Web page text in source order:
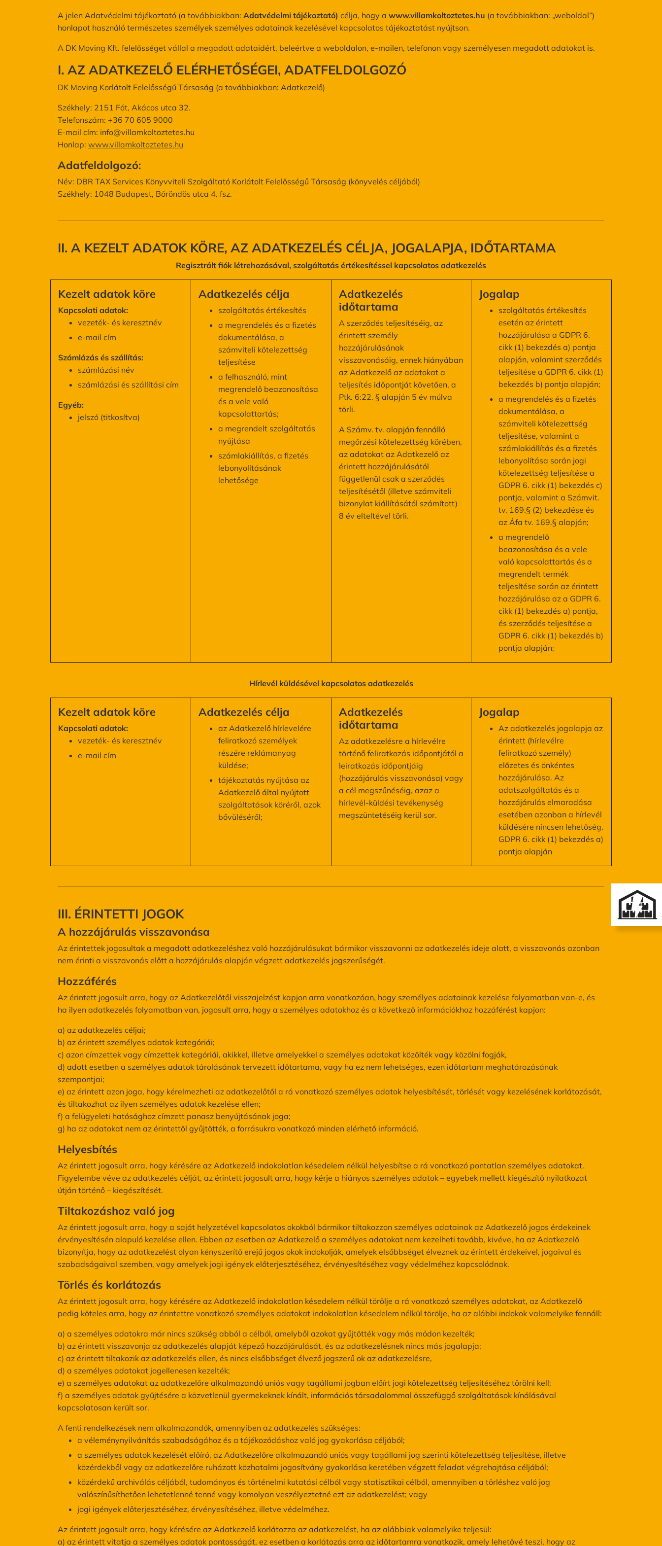
Pianínó, zongora szállítás Bútor felhúzás/leengedés
A jelen Adatvédelmi tájékoztató (a továbbiakban: Adatvédelmi tájékoztató) célja, hogy a www.villamkoltoztetes.hu (a továbbiakban: „weboldal”)
honlapot használó természetes személyek személyes adatainak kezelésével kapcsolatos tájékoztatást nyújtson.
A DK Moving Kft. felelősséget vállal a megadott adataidért, beleértve a weboldalon, e-mailen, telefonon vagy személyesen megadott adatokat is.
I. AZ ADATKEZELŐ ELÉRHETŐSÉGEI, ADATFELDOLGOZÓ
DK Moving Korlátolt Felelősségű Társaság (a továbbiakban: Adatkezelő)
Székhely: 2151 Fót, Akácos utca 32.
Telefonszám: +36 70 605 9000
E-mail cím: info@villamkoltoztetes.hu
Honlap: www.villamkoltoztetes.hu
Adatfeldolgozó:
Név: DBR TAX Services Könyvviteli Szolgáltató Korlátolt Felelősségű Társaság (könyvelés céljából)
Székhely: 1048 Budapest, Bőröndös utca 4. fsz.
II. A KEZELT ADATOK KÖRE, AZ ADATKEZELÉS CÉLJA, JOGALAPJA, IDŐTARTAMA
Regisztrált fiók létrehozásával, szolgáltatás értékesítéssel kapcsolatos adatkezelés
Kezelt adatok köre
Kapcsolati adatok:
vezeték- és keresztnév
e-mail cím
Számlázás és szállítás:
számlázási név
számlázási és szállítási cím
Egyéb:
jelszó (titkosítva)
Adatkezelés célja
szolgáltatás értékesítés
a megrendelés és a fizetés
dokumentálása, a
számviteli kötelezettség
teljesítése
a felhasználó, mint
megrendelő beazonosítása
és a vele való
kapcsolattartás;
a megrendelt szolgáltatás
nyújtása
számlakiállítás, a fizetés
lebonyolításának
lehetősége
Adatkezelés
időtartama
A szerződés teljesítéséig, az
érintett személy
hozzájárulásának
visszavonásáig, ennek hiányában
az Adatkezelő az adatokat a
teljesítés időpontját követően, a
Ptk. 6:22. § alapján 5 év múlva
törli.
A Számv. tv. alapján fennálló
megőrzési kötelezettség körében,
az adatokat az Adatkezelő az
érintett hozzájárulásától
függetlenül csak a szerződés
teljesítésétől (illetve számviteli
bizonylat kiállításától számított)
8 év elteltével törli.
Jogalap
szolgáltatás értékesítés
esetén az érintett
hozzájárulása a GDPR 6.
cikk (1) bekezdés a) pontja
alapján, valamint szerződés
teljesítése a GDPR 6. cikk (1)
bekezdés b) pontja alapján;
a megrendelés és a fizetés
dokumentálása, a
számviteli kötelezettség
teljesítése, valamint a
számlakiállítás és a fizetés
lebonyolítása során jogi
kötelezettség teljesítése a
GDPR 6. cikk (1) bekezdés c)
pontja, valamint a Számvit.
tv. 169.§ (2) bekezdése és
az Áfa tv. 169.§ alapján;
a megrendelő
beazonosítása és a vele
való kapcsolattartás és a
megrendelt termék
teljesítése során az érintett
hozzájárulása az a GDPR 6.
cikk (1) bekezdés a) pontja,
és szerződés teljesítése a
GDPR 6. cikk (1) bekezdés b)
pontja alapján;
Hírlevél küldésével kapcsolatos adatkezelés
Kezelt adatok köre
Kapcsolati adatok:
vezeték- és keresztnév
e-mail cím
Adatkezelés célja
az Adatkezelő hírlevelére
feliratkozó személyek
részére reklámanyag
küldése;
tájékoztatás nyújtása az
Adatkezelő által nyújtott
szolgáltatások köréről, azok
bővüléséről;
Adatkezelés
időtartama
Az adatkezelésre a hírlevélre
történő feliratkozás időpontjától a
leiratkozás időpontjáig
(hozzájárulás visszavonása) vagy
a cél megszűnéséig, azaz a
hírlevél-küldési tevékenység
megszüntetéséig kerül sor.
Jogalap
Az adatkezelés jogalapja az
érintett (hírlevélre
feliratkozó személy)
előzetes és önkéntes
hozzájárulása. Az
adatszolgáltatás és a
hozzájárulás elmaradása
esetében azonban a hírlevél
küldésére nincsen lehetőség.
GDPR 6. cikk (1) bekezdés a)
pontja alapján
III. ÉRINTETTI JOGOK
A hozzájárulás visszavonása
Az érintettek jogosultak a megadott adatkezeléshez való hozzájárulásukat bármikor visszavonni az adatkezelés ideje alatt, a visszavonás azonban
nem érinti a visszavonás előtt a hozzájárulás alapján végzett adatkezelés jogszerűségét.
Hozzáférés
Az érintett jogosult arra, hogy az Adatkezelőtől visszajelzést kapjon arra vonatkozóan, hogy személyes adatainak kezelése folyamatban van-e, és
ha ilyen adatkezelés folyamatban van, jogosult arra, hogy a személyes adatokhoz és a következő információkhoz hozzáférést kapjon:
a) az adatkezelés céljai;
b) az érintett személyes adatok kategóriái;
c) azon címzettek vagy címzettek kategóriái, akikkel, illetve amelyekkel a személyes adatokat közölték vagy közölni fogják,
d) adott esetben a személyes adatok tárolásának tervezett időtartama, vagy ha ez nem lehetséges, ezen időtartam meghatározásának
szempontjai;
e) az érintett azon joga, hogy kérelmezheti az adatkezelőtől a rá vonatkozó személyes adatok helyesbítését, törlését vagy kezelésének korlátozását,
és tiltakozhat az ilyen személyes adatok kezelése ellen;
f) a felügyeleti hatósághoz címzett panasz benyújtásának joga;
g) ha az adatokat nem az érintettől gyűjtötték, a forrásukra vonatkozó minden elérhető információ.
Helyesbítés
Az érintett jogosult arra, hogy kérésére az Adatkezelő indokolatlan késedelem nélkül helyesbítse a rá vonatkozó pontatlan személyes adatokat.
Figyelembe véve az adatkezelés célját, az érintett jogosult arra, hogy kérje a hiányos személyes adatok – egyebek mellett kiegészítő nyilatkozat
útján történő – kiegészítését.
Tiltakozáshoz való jog
Az érintett jogosult arra, hogy a saját helyzetével kapcsolatos okokból bármikor tiltakozzon személyes adatainak az Adatkezelő jogos érdekeinek
érvényesítésén alapuló kezelése ellen. Ebben az esetben az Adatkezelő a személyes adatokat nem kezelheti tovább, kivéve, ha az Adatkezelő
bizonyítja, hogy az adatkezelést olyan kényszerítő erejű jogos okok indokolják, amelyek elsőbbséget élveznek az érintett érdekeivel, jogaival és
szabadságaival szemben, vagy amelyek jogi igények előterjesztéséhez, érvényesítéséhez vagy védelméhez kapcsolódnak.
Törlés és korlátozás
Az érintett jogosult arra, hogy kérésére az Adatkezelő indokolatlan késedelem nélkül törölje a rá vonatkozó személyes adatokat, az Adatkezelő
pedig köteles arra, hogy az érintettre vonatkozó személyes adatokat indokolatlan késedelem nélkül törölje, ha az alábbi indokok valamelyike fennáll:
a) a személyes adatokra már nincs szükség abból a célból, amelyből azokat gyűjtötték vagy más módon kezelték;
b) az érintett visszavonja az adatkezelés alapját képező hozzájárulását, és az adatkezelésnek nincs más jogalapja;
c) az érintett tiltakozik az adatkezelés ellen, és nincs elsőbbséget élvező jogszerű ok az adatkezelésre,
d) a személyes adatokat jogellenesen kezelték;
e) a személyes adatokat az adatkezelőre alkalmazandó uniós vagy tagállami jogban előírt jogi kötelezettség teljesítéséhez törölni kell;
f) a személyes adatok gyűjtésére a közvetlenül gyermekeknek kínált, információs társadalommal összefüggő szolgáltatások kínálásával
kapcsolatosan került sor.
A fenti rendelkezések nem alkalmazandók, amennyiben az adatkezelés szükséges:
a véleménynyilvánítás szabadságához és a tájékozódáshoz való jog gyakorlása céljából;
a személyes adatok kezelését előíró, az Adatkezelőre alkalmazandó uniós vagy tagállami jog szerinti kötelezettség teljesítése, illetve
közérdekből vagy az adatkezelőre ruházott közhatalmi jogosítvány gyakorlása keretében végzett feladat végrehajtása céljából;
közérdekű archiválás céljából, tudományos és történelmi kutatási célból vagy statisztikai célból, amennyiben a törléshez való jog
valószínűsíthetően lehetetlenné tenné vagy komolyan veszélyeztetné ezt az adatkezelést; vagy
jogi igények előterjesztéséhez, érvényesítéséhez, illetve védelméhez.
Az érintett jogosult arra, hogy kérésére az Adatkezelő korlátozza az adatkezelést, ha az alábbiak valamelyike teljesül:
a) az érintett vitatja a személyes adatok pontosságát, ez esetben a korlátozás arra az időtartamra vonatkozik, amely lehetővé teszi, hogy az